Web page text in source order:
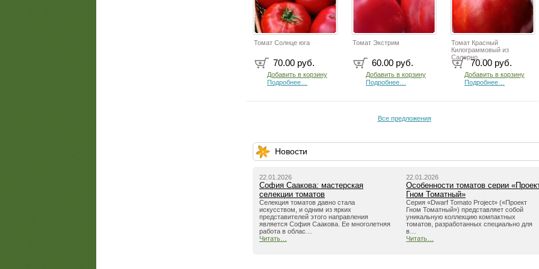
Томат Солнце юга
70.00 руб.
Добавить в корзину
Подробнее…
Томат Экстрим
60.00 руб.
Добавить в корзину
Подробнее…
Томат Красный
Килограммовый из
Салерно…
70.00 руб.
Добавить в корзину
Подробнее…
Все предложения
Новости
22.01.2026
София Саакова: мастерская
селекции томатов
Селекция томатов давно стала
искусством, и одним из ярких
представителей этого направления
является София Саакова. Ее многолетняя
работа в облас…
Читать…
22.01.2026
Особенности томатов серии
Гном Томатный»
Серия «Dwarf Tomato Project» («Проект
Гном Томатный») представляет собой
уникальную коллекцию компактных
томатов, разработанных специально для
в…
Читать…